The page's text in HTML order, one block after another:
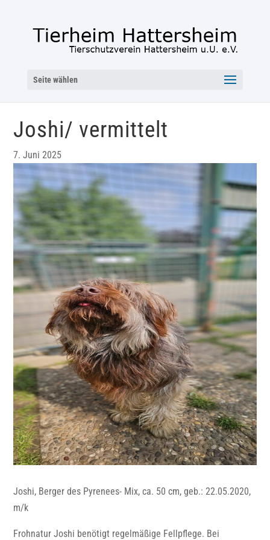
Seite wählen
Joshi/ vermittelt
7. Juni 2025
Joshi, Berger des Pyrenees- Mix, ca. 50 cm, geb.: 22.05.2020,
m/k
Frohnatur Joshi benötigt regelmäßige Fellpflege. Bei